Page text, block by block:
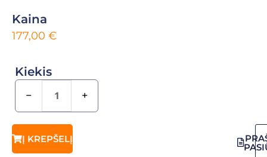
Kaina
177,00 €
Kiekis
− +
Į KREPŠELĮ